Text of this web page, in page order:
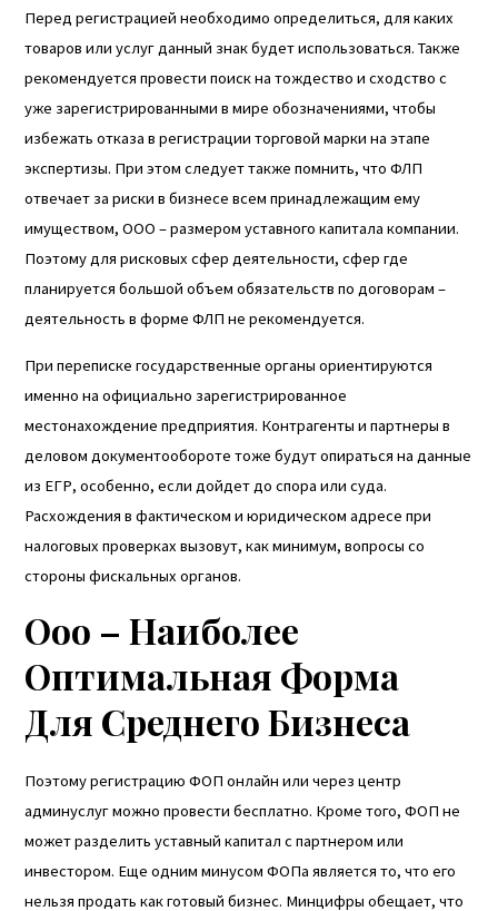
Перед регистрацией необходимо определиться, для каких
товаров или услуг данный знак будет использоваться. Также
рекомендуется провести поиск на тождество и сходство с
уже зарегистрированными в мире обозначениями, чтобы
избежать отказа в регистрации торговой марки на этапе
экспертизы. При этом следует также помнить, что ФЛП
отвечает за риски в бизнесе всем принадлежащим ему
имуществом, ООО – размером уставного капитала компании.
Поэтому для рисковых сфер деятельности, сфер где
планируется большой объем обязательств по договорам –
деятельность в форме ФЛП не рекомендуется.
При переписке государственные органы ориентируются
именно на официально зарегистрированное
местонахождение предприятия. Контрагенты и партнеры в
деловом документообороте тоже будут опираться на данные
из ЕГР, особенно, если дойдет до спора или суда.
Расхождения в фактическом и юридическом адресе при
налоговых проверках вызовут, как минимум, вопросы со
стороны фискальных органов.
Ооо – Наиболее
Оптимальная Форма
Для Среднего Бизнеса
Поэтому регистрацию ФОП онлайн или через центр
админуслуг можно провести бесплатно. Кроме того, ФОП не
может разделить уставный капитал с партнером или
инвестором. Еще одним минусом ФОПа является то, что его
нельзя продать как готовый бизнес. Минцифры обещает, что